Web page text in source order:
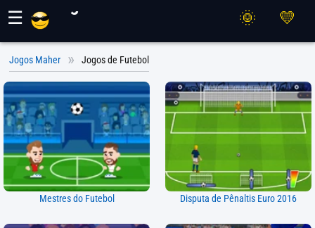
☰
Jogos Maher Jogos de Futebol
Mestres do Futebol Disputa de Pênaltis Euro 2016